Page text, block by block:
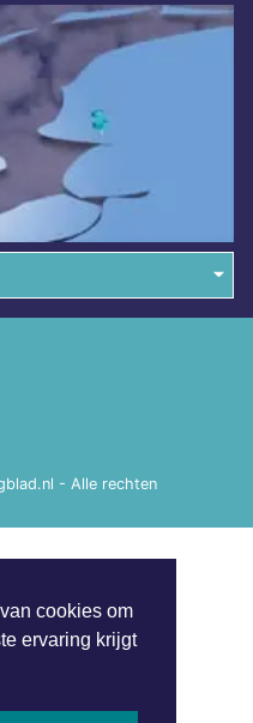
cookies om
ervaring krijgt
- Alle rechten